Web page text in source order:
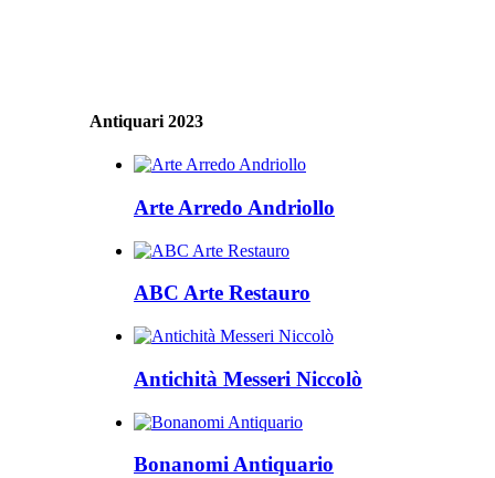
Antiquari 2023
Arte Arredo Andriollo
ABC Arte Restauro
Antichità Messeri Niccolò
Bonanomi Antiquario